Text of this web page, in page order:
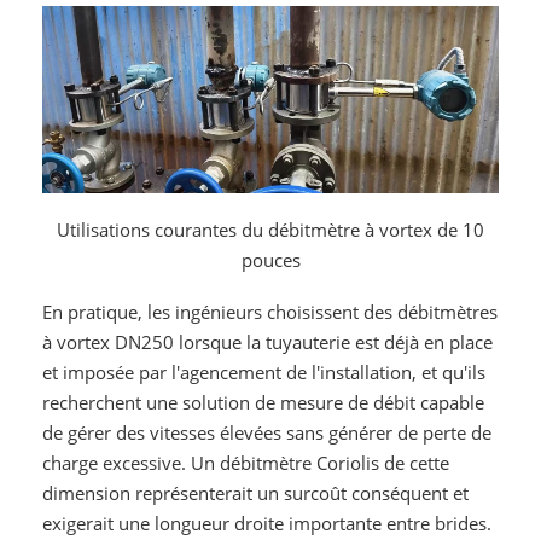
Utilisations courantes du débitmètre à vortex de 10
pouces
En pratique, les ingénieurs choisissent des débitmètres
à vortex DN250 lorsque la tuyauterie est déjà en place
et imposée par l'agencement de l'installation, et qu'ils
recherchent une solution de mesure de débit capable
de gérer des vitesses élevées sans générer de perte de
charge excessive. Un débitmètre Coriolis de cette
dimension représenterait un surcoût conséquent et
exigerait une longueur droite importante entre brides.